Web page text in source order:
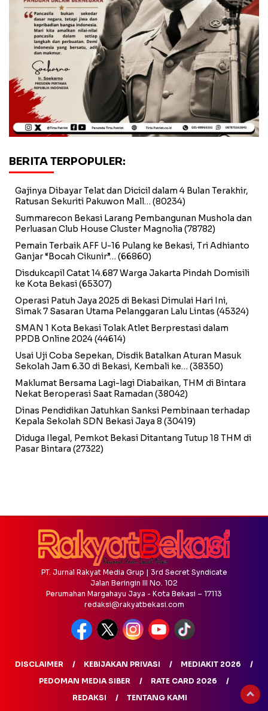
BERITA TERPOPULER:
Gajinya Dibayar Telat dan Dicicil dalam 4 Bulan Terakhir,
Ratusan Sekuriti Pakuwon Mall… (80234)
Summarecon Bekasi Larang Pembangunan Mushola dan
Perluasan Club House Cluster Magnolia (78782)
Pemain Terbaik AFF U-16 Pulang ke Bekasi, Tri Adhianto
Ganjar “Bocah Cikunir”… (66860)
Disdukcapil Catat 14.687 Warga Jakarta Pindah Domisili
ke Kota Bekasi(65307)
Operasi Patuh Jaya 2025 di Bekasi Dimulai Hari Ini,
Simak 7 Sasaran Utama Pelanggaran Lalu Lintas (45324)
SMAN 1 Kota Bekasi Tolak Atlet Berprestasi dalam
PPDB Online 2024(44614)
Usai Uji Coba Sepekan, Disdik Batalkan Aturan Masuk
Sekolah Jam 6.30 di Bekasi, Kembali ke… (38350)
Maklumat Bersama Lagi-lagi Diabaikan, THM di Bintara
Nekat Beroperasi Saat Ramadan (38042)
Dinas Pendidikan Jatuhkan Sanksi Pembinaan terhadap
Kepala Sekolah SDN Bekasi Jaya 8 (30419)
Diduga Ilegal, Pemkot Bekasi Ditantang Tutup 18 THM di
Pasar Bintara (27322)
PT. Jurnal Rakyat Media Grup | 3rd Secret Syndicate
Jalan Beringin III No. 102
Perumahan Margahayu Jaya - Kota Bekasi – 17113
redaksi@rakyatbekasi.com
DISCLAIMER KEBIJAKAN PRIVASI
MEDIAKIT 2026
PEDOMAN MEDIA SIBER
RATE CARD 2026
REDAKSI
TENTANG KAMI